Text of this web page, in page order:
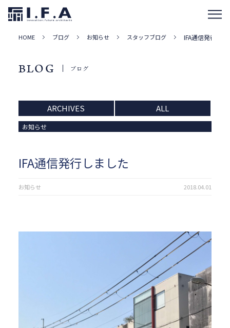
HOME ブログ お知らせ スタッフブログ IFA通信発行し
BLOG ブログ
ARCHIVES ALL
お知らせ
IFA通信発行しました
お知らせ 2018.04.01